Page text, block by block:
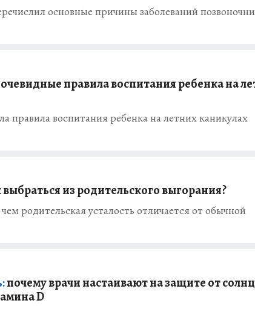
основные причины заболеваний
правила воспитания ребенка на
правила воспитания ребенка на летних каникулах
из родительского выгорания?
родительская усталость отличается от обычной
почему врачи настаивают на защите от
D